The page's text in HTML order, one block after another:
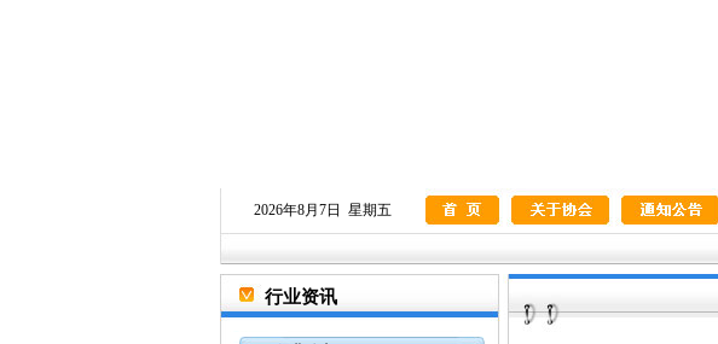
2026年8月7日 星期五
行业资讯